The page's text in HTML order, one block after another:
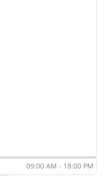
09:00 AM - 18:00 PM